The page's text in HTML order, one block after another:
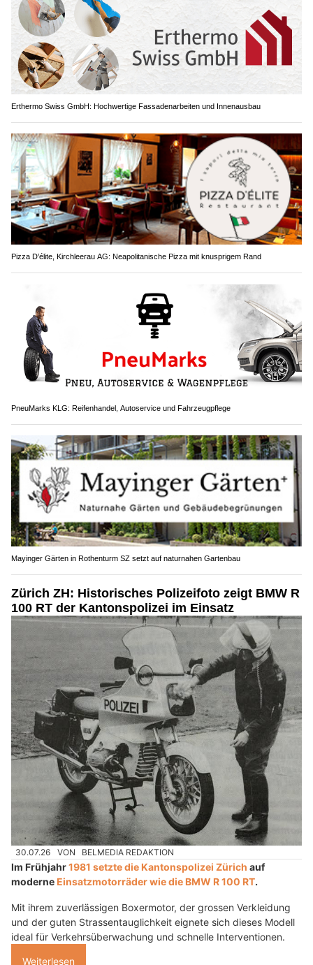
Erthermo Swiss GmbH: Hochwertige Fassadenarbeiten und Innenausbau
Pizza D’élite, Kirchleerau AG: Neapolitanische Pizza mit knusprigem Rand
PneuMarks KLG: Reifenhandel, Autoservice und Fahrzeugpflege
Mayinger Gärten in Rothenturm SZ setzt auf naturnahen Gartenbau
Zürich ZH: Historisches Polizeifoto zeigt BMW R
100 RT der Kantonspolizei im Einsatz
30.07.26 VON BELMEDIA REDAKTION
Im Frühjahr1981 setzte die Kantonspolizei Zürich auf
moderne Einsatzmotorräder wie die BMW R 100 RT.
Mit ihrem zuverlässigen Boxermotor, der grossen Verkleidung
und der guten Strassentauglichkeit eignete sich dieses Modell
ideal für Verkehrsüberwachung und schnelle Interventionen.
Weiterlesen